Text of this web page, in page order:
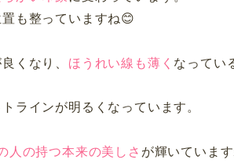
も整っていますね😊
くなり、 ほうれい線も薄く なってい
ラインが明るくなっています。
人の持つ本来の美しさ が輝いています